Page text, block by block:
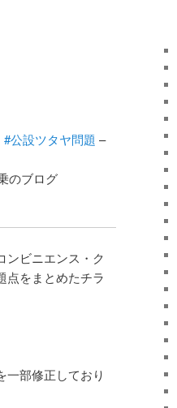
公設ツタヤ問題 –
のブログ
ンビニエンス・ク
点をまとめたチラ
一部修正しており